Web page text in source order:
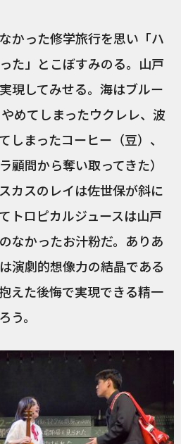
かった修学旅行を思い「ハ
た」とこぼすみのる。山戸
現してみせる。海はブルー
めてしまったウクレレ、波
しまったコーヒー（豆）、
顧問から奪い取ってきた）
カスのレイは佐世保が斜に
トロピカルジュースは山戸
なかったお汁粉だ。ありあ
演劇的想像力の結晶である
えた後悔で実現できる精一
う。